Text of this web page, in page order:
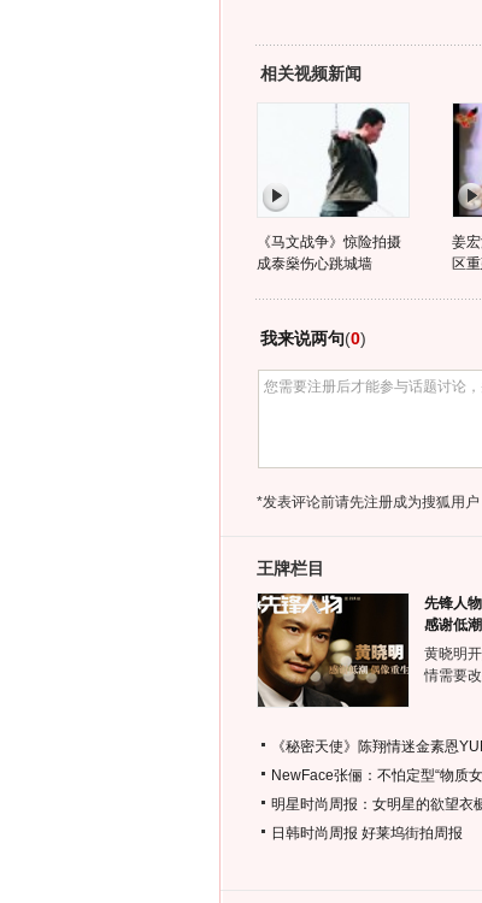
相关视频新闻
《马文战争》惊险拍摄
成泰燊伤心跳城墙
姜
区
我来说两句(0)
*发表评论前请先注册成为搜狐用
王牌栏目
先锋人
感谢低
黄晓明
情需要
《秘密天使》陈翔情迷金素恩
NewFace张俪：不怕定型“物质
明星时尚周报：女明星的欲望衣
日韩时尚周报 好莱坞街拍周报